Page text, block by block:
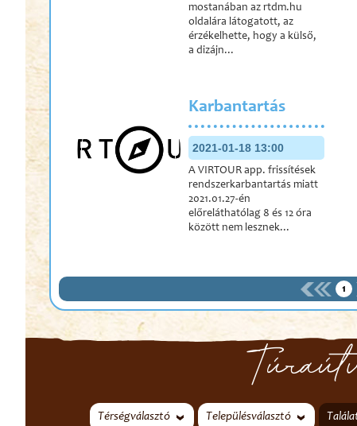
mostanában az rtdm.hu
oldalára látogatott, az
érzékelhette, hogy a külső,
a dizájn...
Karbantartás
2021-01-18 13:00
A VIRTOUR app. frissítések
rendszerkarbantartás miatt
2021.01.27-én
előreláthatólag 8 és 12 óra
között nem lesznek...
1
Térségválasztó Településválasztó